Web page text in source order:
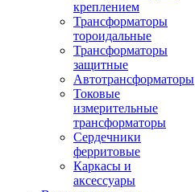
креплением
Трансформаторы
тороидальные
Трансформаторы
защитные
Автотрансформаторы
Токовые
измерительные
трансформаторы
Сердечники
ферритовые
Каркасы и
аксессуары